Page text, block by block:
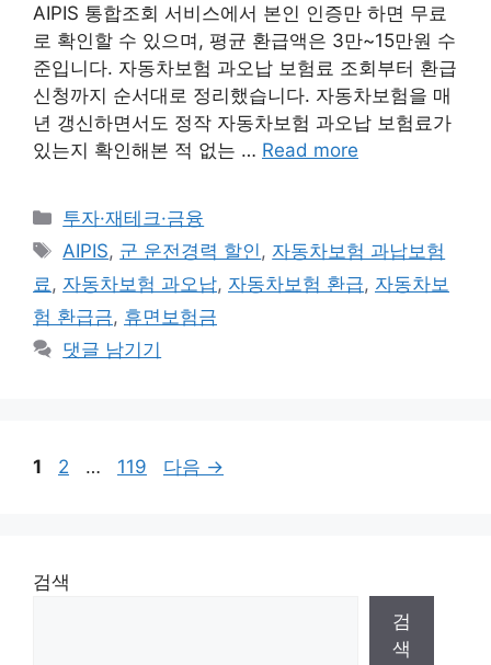
AIPIS 통합조회 서비스에서 본인 인증만 하면 무료
로 확인할 수 있으며, 평균 환급액은 3만~15만원 수
준입니다. 자동차보험 과오납 보험료 조회부터 환급
신청까지 순서대로 정리했습니다. 자동차보험을 매
년 갱신하면서도 정작 자동차보험 과오납 보험료가
있는지 확인해본 적 없는 … Read more
카
테
리
투자·재테크·금융
태
그
AIPIS, 군 운전경력 할인 , 자동차보험 과납보험
료 , 자동차보험 과오납, 자동차보험 환급, 자동차보
험 환급금, 휴면보험금
댓글 남기기
페
1
페
2 …
페
119 다음 →
검색
검
색